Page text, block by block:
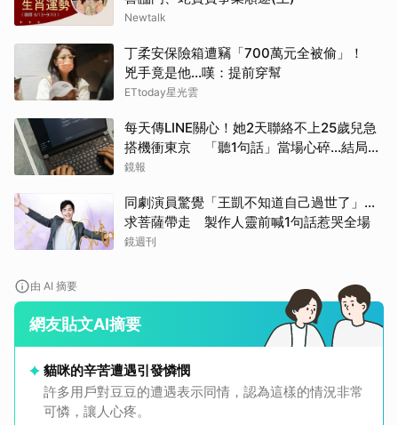
Newtalk
丁柔安保險箱遭竊「700萬元全被偷」！
兇手竟是他...嘆：提前穿幫
ETtoday星光雲
每天傳LINE關心！她2天聯絡不上25歲兒急
搭機衝東京 「聽1句話」當場心碎...結局看
哭網
鏡報
同劇演員驚覺「王凱不知道自己過世了」...
求菩薩帶走 製作人靈前喊1句話惹哭全場
鏡週刊
由 AI 摘要
網友貼文AI摘要
貓咪的辛苦遭遇引發憐憫
許多用戶對豆豆的遭遇表示同情，認為這樣的情況非常
可憐，讓人心疼。